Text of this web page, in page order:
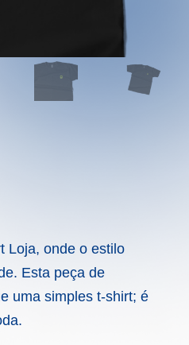
Loja, onde o estilo
Esta peça de
uma simples t-shirt; é